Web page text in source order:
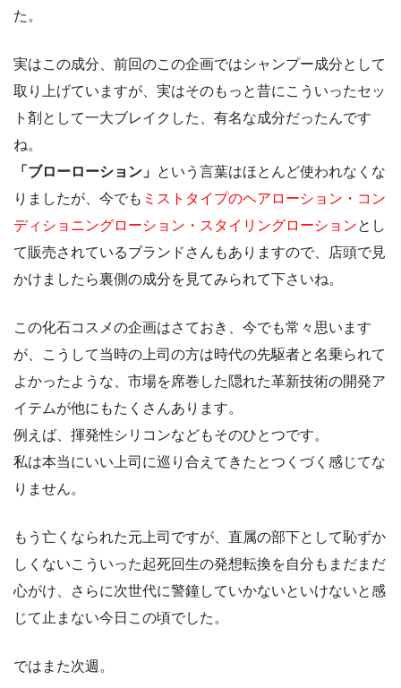
た。
実はこの成分、前回のこの企画ではシャンプー成分として
取り上げていますが、実はそのもっと昔にこういったセッ
ト剤として一大ブレイクした、有名な成分だったんです
ね。
「ブローローション」 という言葉はほとんど使われなくな
りましたが、今でも ミストタイプのヘアローション・コン
ディショニングローション・スタイリングローションとし
て販売されているブランドさんもありますので、店頭で見
かけましたら裏側の成分を見てみられて下さいね。
この化石コスメの企画はさておき、今でも常々思います
が、こうして当時の上司の方は時代の先駆者と名乗られて
よかったような、市場を席巻した隠れた革新技術の開発ア
イテムが他にもたくさんあります。
例えば、揮発性シリコンなどもそのひとつです。
私は本当にいい上司に巡り合えてきたとつくづく感じてな
りません。
もう亡くなられた元上司ですが、直属の部下として恥ずか
しくないこういった起死回生の発想転換を自分もまだまだ
心がけ、さらに次世代に警鐘していかないといけないと感
じて止まない今日この頃でした。
ではまた次週。